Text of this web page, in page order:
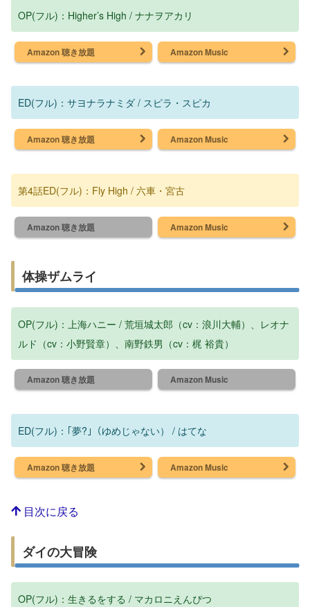
OP(フル)：Higher’s High / ナナヲアカリ
Amazon 聴き放題 Amazon Music
ED(フル)：サヨナラナミダ / スピラ・スピカ
Amazon 聴き放題 Amazon Music
第4話ED(フル)：Fly High / 六車・宮古
Amazon 聴き放題 Amazon Music
体操ザムライ
OP(フル)：上海ハニー / 荒垣城太郎（cv：浪川大輔）、レオナ
ルド（cv：小野賢章）、南野鉄男（cv：梶 裕貴）
Amazon 聴き放題 Amazon Music
ED(フル)：｢夢?｣（ゆめじゃない） / はてな
Amazon 聴き放題 Amazon Music
目次に戻る
ダイの大冒険
OP(フル)：生きるをする / マカロニえんぴつ